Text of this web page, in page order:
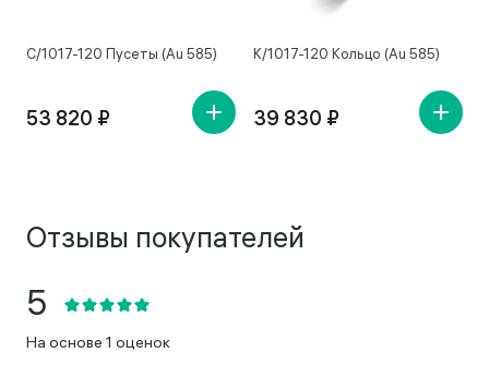
С/1017-120 Пусеты (Au 585)
53 820 ₽
К/1017-120 Кольцо (Au 585)
39 830 ₽
Отзывы покупателей
На основе 1 оценок